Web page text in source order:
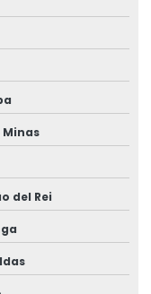
Minas
del Rei